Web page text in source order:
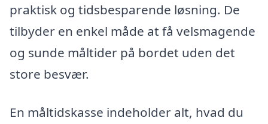
praktisk og tidsbesparende løsning. De
tilbyder en enkel måde at få velsmagende
og sunde måltider på bordet uden det
store besvær.
En måltidskasse indeholder alt, hvad du